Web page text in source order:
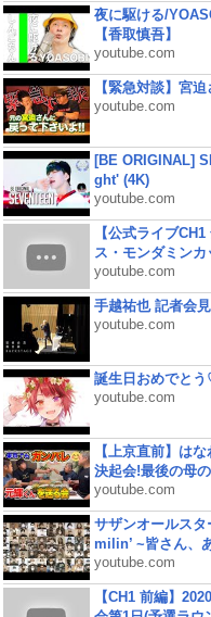
夜に駆ける/
【香取慎吾】
youtube.com
【緊急対談】宮
youtube.com
[BE ORIGINAL]
ght' (4K)
youtube.com
【公式ライブ
ス・モンダミンカ
youtube.com
手越祐也 記者会
youtube.com
誕生日おめでと
youtube.com
【上京直前】は
決起会!最後の母
youtube.com
サザンオールス
milin’ ~皆さん、
youtube.com
【CH1 前編】